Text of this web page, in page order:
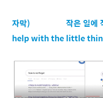
자막)
작은 일에
help with the little